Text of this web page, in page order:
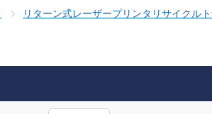
リターン式レーザープリンタリサイクル